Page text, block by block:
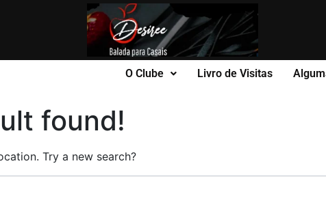
O Clube Livro de Visitas
found!
Try a new search?